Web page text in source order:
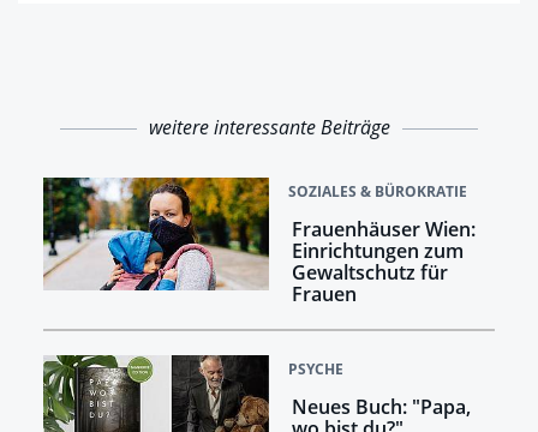
weitere interessante Beiträge
SOZIALES & BÜROKRATIE
Frauenhäuser Wien:
Einrichtungen zum
Gewaltschutz für
Frauen
PSYCHE
Neues Buch: "Papa,